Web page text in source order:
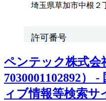
ペンテック株式会
7030001102892
ィブ情報等検索サ